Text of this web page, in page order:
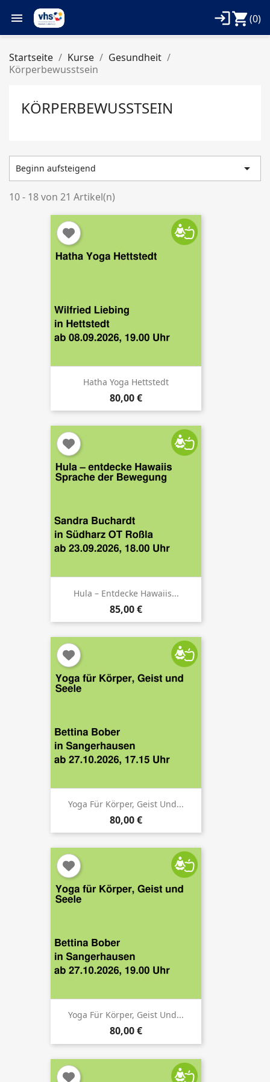
 shopping_cart(0)
login
Startseite Kurse
Gesundheit
Körperbewusstsein
KÖRPERBEWUSSTSEIN
Beginn aufsteigend 
10 - 18 von 21 Artikel(n)
Hatha Yoga Hettstedt
80,00 €
Hula – Entdecke Hawaiis...
85,00 €
Yoga Für Körper, Geist Und...
80,00 €
Yoga Für Körper, Geist Und...
80,00 €